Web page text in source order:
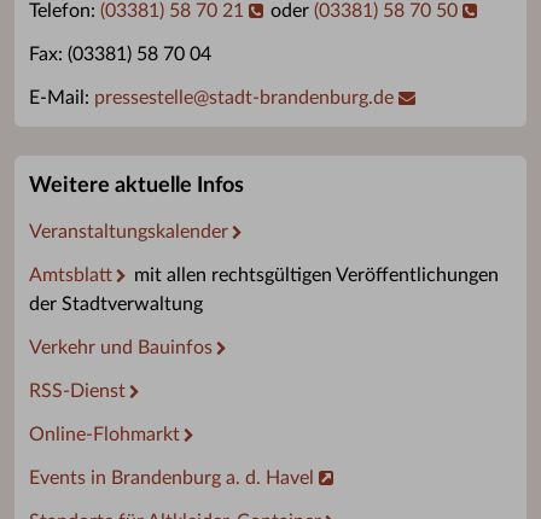
Telefon: (03381) 58 70 21 oder (03381) 58 70 50
Fax: (03381) 58 70 04
E-Mail: pressestelle@stadt-brandenburg.de
Weitere aktuelle Infos
Veranstaltungskalender
Amtsblatt
mit allen rechtsgültigen Veröffentlichungen
der Stadtverwaltung
Verkehr und Bauinfos
RSS-Dienst
Online-Flohmarkt
Events in Brandenburg a. d. Havel